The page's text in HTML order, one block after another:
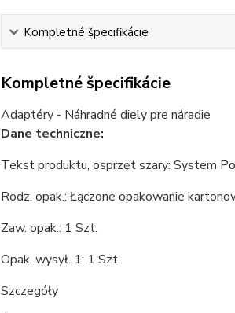
Kompletné špecifikácie
Kompletné špecifikácie
Adaptéry - Náhradné diely pre náradie
Dane techniczne:
Tekst produktu, osprzęt szary: System
Rodz. opak.: Łączone opakowanie
Zaw. opak.: 1 Szt.
Opak. wysył. 1: 1 Szt.
Szczegóły